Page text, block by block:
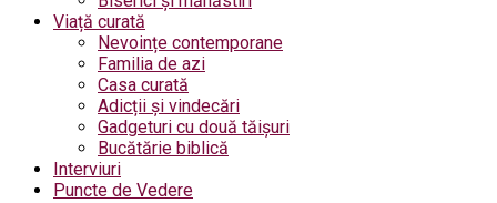
Viață curată
Nevoințe contemporane
Familia de azi
Casa curată
Adicții și vindecări
Gadgeturi cu două tăișuri
Bucătărie biblică
Interviuri
Puncte de Vedere